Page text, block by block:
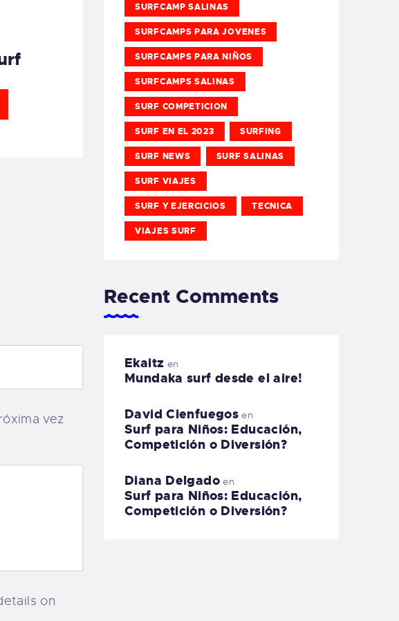
vez
on
SURFCAMP SALINAS
SURFCAMPS PARA JOVENES
SURFCAMPS PARA NIÑOS
SURFCAMPS SALINAS
SURF COMPETICION
SURF EN EL 2023 SURFING
SURF NEWS SURF SALINAS
SURF VIAJES
SURF Y EJERCICIOS TECNICA
VIAJES SURF
Recent Comments
Ekaitz en
Mundaka surf desde el aire!
David Cienfuegos en
Surf para Niños: Educación,
Competición o Diversión?
Diana Delgadoen
Surf para Niños: Educación,
Competición o Diversión?